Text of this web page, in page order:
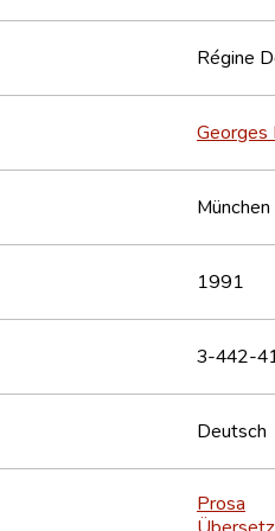
Régine
Georges
München
1991
3-442-
Deutsch
Prosa